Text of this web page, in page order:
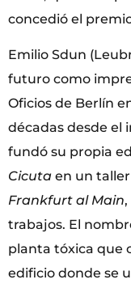
concedió el
Emilio Sdun
futuro como
Oficios de Berlín
décadas desde el
fundó su propia
Cicuta en un
Frankfurt al Main
trabajos. El
planta tóxica que
edificio donde se